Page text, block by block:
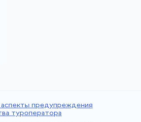
предупреждения
туроператора